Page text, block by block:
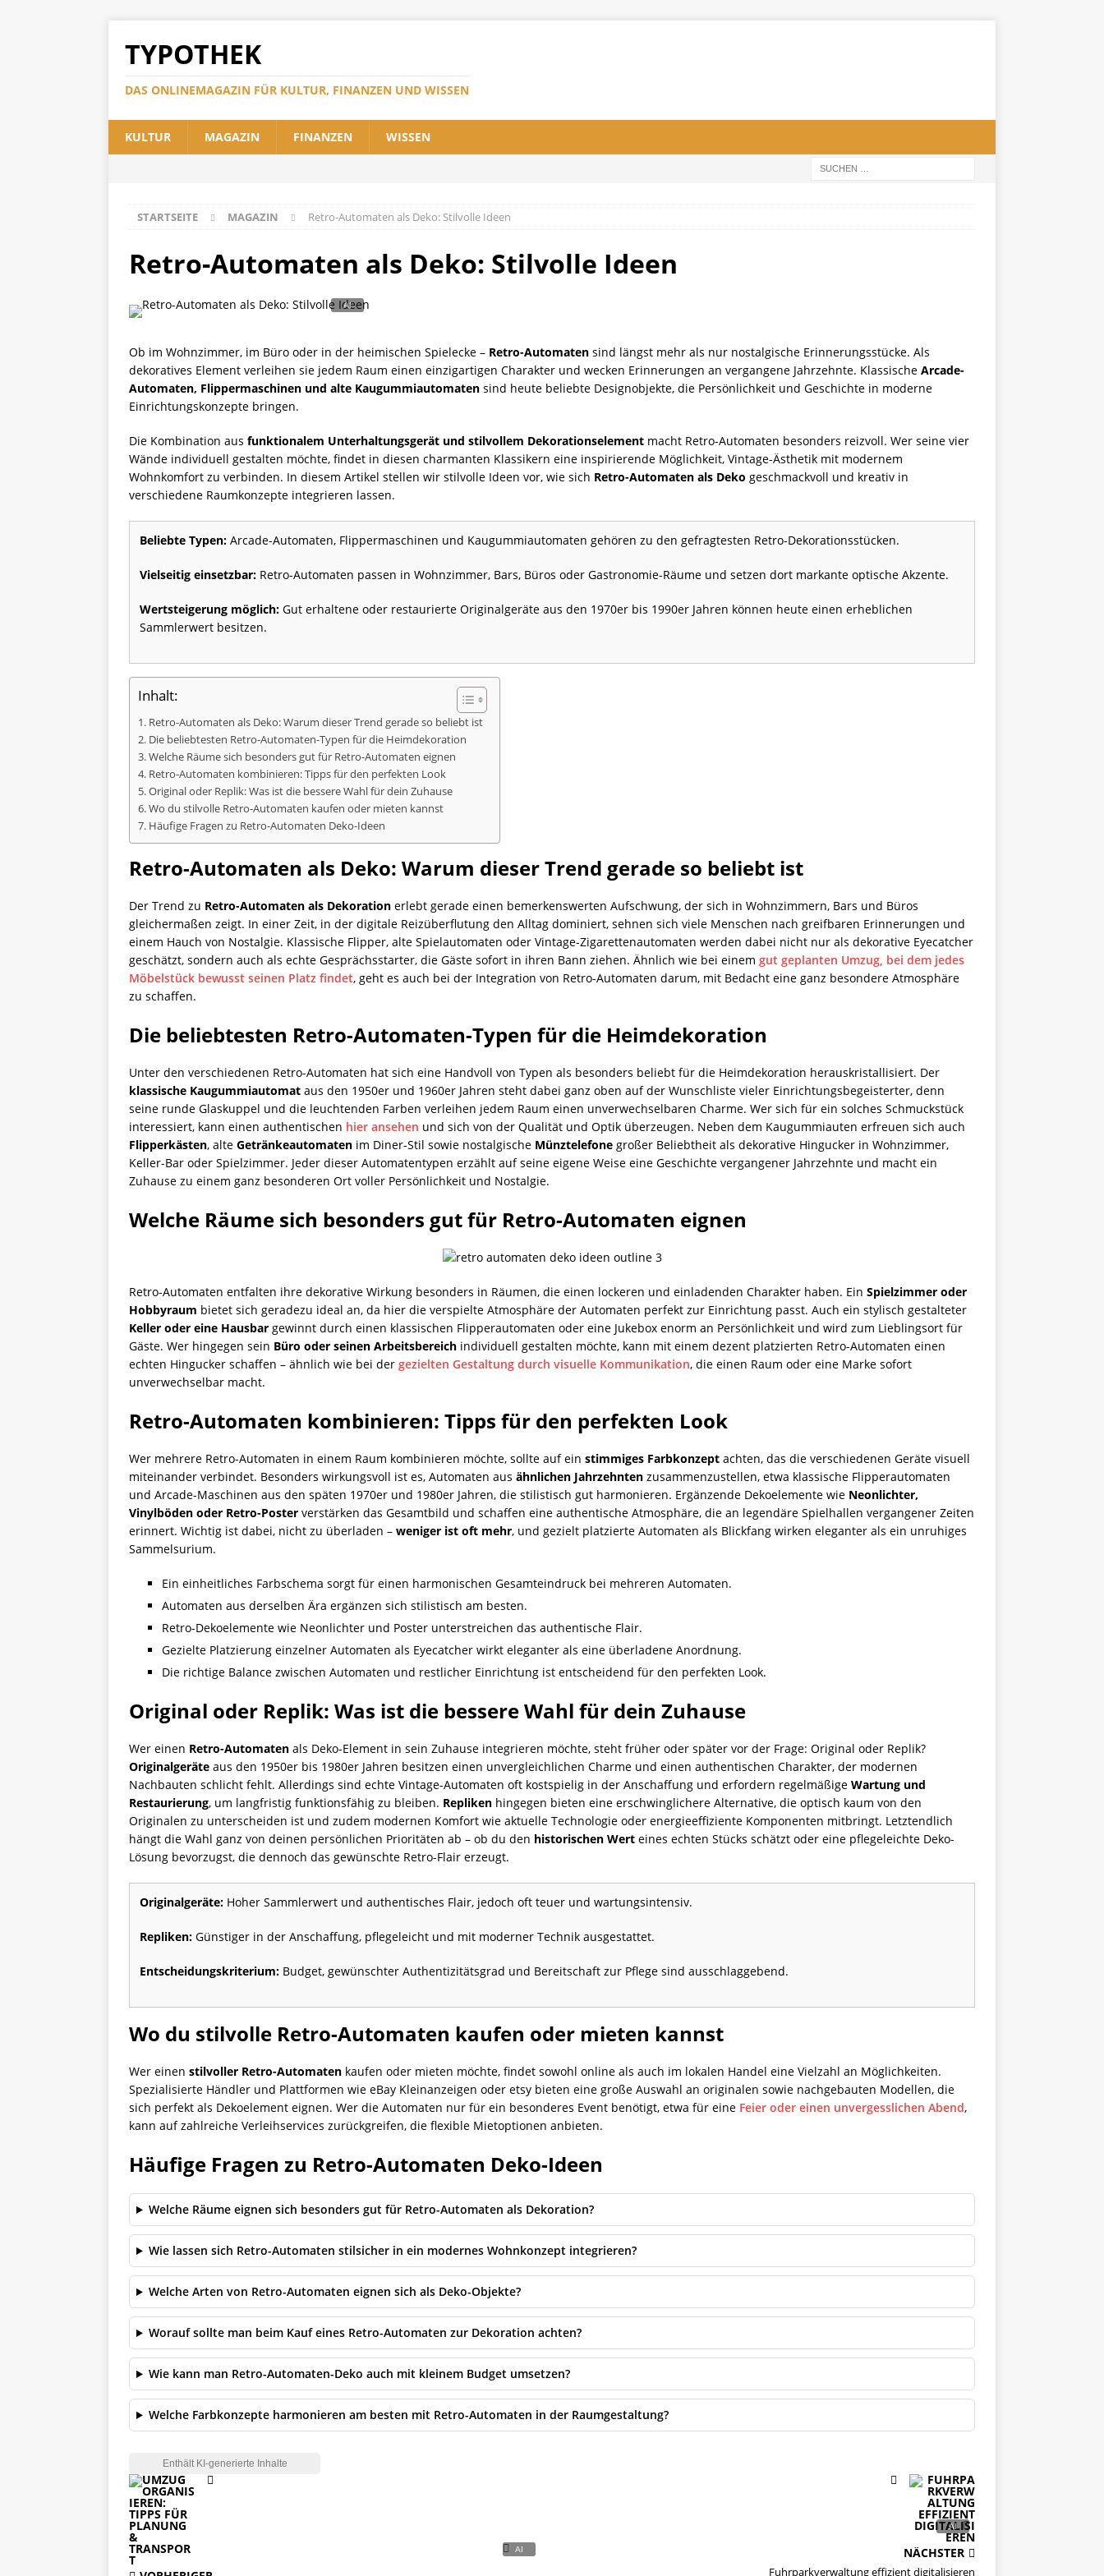
TYPOTHEK
DAS ONLINEMAGAZIN FÜR KULTUR, FINANZEN UND WISSEN
KULTUR MAGAZIN FINANZEN WISSEN
STARTSEITE MAGAZIN Retro-Automaten als Deko: Stilvolle Ideen
Retro-Automaten als Deko: Stilvolle Ideen
Ob im Wohnzimmer, im Büro oder in der heimischen Spielecke – Retro-Automaten sind längst mehr als nur nostalgische Erinnerungsstücke. Als
dekoratives Element verleihen sie jedem Raum einen einzigartigen Charakter und wecken Erinnerungen an vergangene Jahrzehnte. Klassische Arcade-
Automaten, Flippermaschinen und alte Kaugummiautomaten sind heute beliebte Designobjekte, die Persönlichkeit und Geschichte in moderne
Einrichtungskonzepte bringen.
Die Kombination aus funktionalem Unterhaltungsgerät und stilvollem Dekorationselement macht Retro-Automaten besonders reizvoll. Wer seine vier
Wände individuell gestalten möchte, findet in diesen charmanten Klassikern eine inspirierende Möglichkeit, Vintage-Ästhetik mit modernem
Wohnkomfort zu verbinden. In diesem Artikel stellen wir stilvolle Ideen vor, wie sich Retro-Automaten als Deko geschmackvoll und kreativ in
verschiedene Raumkonzepte integrieren lassen.
Beliebte Typen: Arcade-Automaten, Flippermaschinen und Kaugummiautomaten gehören zu den gefragtesten Retro-Dekorationsstücken.
Vielseitig einsetzbar: Retro-Automaten passen in Wohnzimmer, Bars, Büros oder Gastronomie-Räume und setzen dort markante optische Akzente.
Wertsteigerung möglich: Gut erhaltene oder restaurierte Originalgeräte aus den 1970er bis 1990er Jahren können heute einen erheblichen
Sammlerwert besitzen.
Inhalt:
Retro-Automaten als Deko: Warum dieser Trend gerade so beliebt ist
Die beliebtesten Retro-Automaten-Typen für die Heimdekoration
Welche Räume sich besonders gut für Retro-Automaten eignen
Retro-Automaten kombinieren: Tipps für den perfekten Look
Original oder Replik: Was ist die bessere Wahl für dein Zuhause
Wo du stilvolle Retro-Automaten kaufen oder mieten kannst
Häufige Fragen zu Retro-Automaten Deko-Ideen
Retro-Automaten als Deko: Warum dieser Trend gerade so beliebt ist
Der Trend zu Retro-Automaten als Dekoration erlebt gerade einen bemerkenswerten Aufschwung, der sich in Wohnzimmern, Bars und Büros
gleichermaßen zeigt. In einer Zeit, in der digitale Reizüberflutung den Alltag dominiert, sehnen sich viele Menschen nach greifbaren Erinnerungen und
einem Hauch von Nostalgie. Klassische Flipper, alte Spielautomaten oder Vintage-Zigarettenautomaten werden dabei nicht nur als dekorative Eyecatcher
geschätzt, sondern auch als echte Gesprächsstarter, die Gäste sofort in ihren Bann ziehen. Ähnlich wie bei einem gut geplanten Umzug, bei dem jedes
Möbelstück bewusst seinen Platz findet, geht es auch bei der Integration von Retro-Automaten darum, mit Bedacht eine ganz besondere Atmosphäre
zu schaffen.
Die beliebtesten Retro-Automaten-Typen für die Heimdekoration
Unter den verschiedenen Retro-Automaten hat sich eine Handvoll von Typen als besonders beliebt für die Heimdekoration herauskristallisiert. Der
klassische Kaugummiautomat aus den 1950er und 1960er Jahren steht dabei ganz oben auf der Wunschliste vieler Einrichtungsbegeisterter, denn
seine runde Glaskuppel und die leuchtenden Farben verleihen jedem Raum einen unverwechselbaren Charme. Wer sich für ein solches Schmuckstück
interessiert, kann einen authentischen hier ansehen und sich von der Qualität und Optik überzeugen. Neben dem Kaugummiauten erfreuen sich auch
Flipperkästen, alte Getränkeautomaten im Diner-Stil sowie nostalgische Münztelefone großer Beliebtheit als dekorative Hingucker in Wohnzimmer,
Keller-Bar oder Spielzimmer. Jeder dieser Automatentypen erzählt auf seine eigene Weise eine Geschichte vergangener Jahrzehnte und macht ein
Zuhause zu einem ganz besonderen Ort voller Persönlichkeit und Nostalgie.
Welche Räume sich besonders gut für Retro-Automaten eignen
Retro-Automaten entfalten ihre dekorative Wirkung besonders in Räumen, die einen lockeren und einladenden Charakter haben. Ein Spielzimmer oder
Hobbyraum bietet sich geradezu ideal an, da hier die verspielte Atmosphäre der Automaten perfekt zur Einrichtung passt. Auch ein stylisch gestalteter
Keller oder eine Hausbar gewinnt durch einen klassischen Flipperautomaten oder eine Jukebox enorm an Persönlichkeit und wird zum Lieblingsort für
Gäste. Wer hingegen sein Büro oder seinen Arbeitsbereich individuell gestalten möchte, kann mit einem dezent platzierten Retro-Automaten einen
echten Hingucker schaffen – ähnlich wie bei der gezielten Gestaltung durch visuelle Kommunikation, die einen Raum oder eine Marke sofort
unverwechselbar macht.
Retro-Automaten kombinieren: Tipps für den perfekten Look
Wer mehrere Retro-Automaten in einem Raum kombinieren möchte, sollte auf ein stimmiges Farbkonzept achten, das die verschiedenen Geräte visuell
miteinander verbindet. Besonders wirkungsvoll ist es, Automaten aus ähnlichen Jahrzehnten zusammenzustellen, etwa klassische Flipperautomaten
und Arcade-Maschinen aus den späten 1970er und 1980er Jahren, die stilistisch gut harmonieren. Ergänzende Dekoelemente wie Neonlichter,
Vinylböden oder Retro-Poster verstärken das Gesamtbild und schaffen eine authentische Atmosphäre, die an legendäre Spielhallen vergangener Zeiten
erinnert. Wichtig ist dabei, nicht zu überladen – weniger ist oft mehr, und gezielt platzierte Automaten als Blickfang wirken eleganter als ein unruhiges
Sammelsurium.
Ein einheitliches Farbschema sorgt für einen harmonischen Gesamteindruck bei mehreren Automaten.
Automaten aus derselben Ära ergänzen sich stilistisch am besten.
Retro-Dekoelemente wie Neonlichter und Poster unterstreichen das authentische Flair.
Gezielte Platzierung einzelner Automaten als Eyecatcher wirkt eleganter als eine überladene Anordnung.
Die richtige Balance zwischen Automaten und restlicher Einrichtung ist entscheidend für den perfekten Look.
Original oder Replik: Was ist die bessere Wahl für dein Zuhause
Wer einen Retro-Automaten als Deko-Element in sein Zuhause integrieren möchte, steht früher oder später vor der Frage: Original oder Replik?
Originalgeräte aus den 1950er bis 1980er Jahren besitzen einen unvergleichlichen Charme und einen authentischen Charakter, der modernen
Nachbauten schlicht fehlt. Allerdings sind echte Vintage-Automaten oft kostspielig in der Anschaffung und erfordern regelmäßige Wartung und
Restaurierung, um langfristig funktionsfähig zu bleiben. Repliken hingegen bieten eine erschwinglichere Alternative, die optisch kaum von den
Originalen zu unterscheiden ist und zudem modernen Komfort wie aktuelle Technologie oder energieeffiziente Komponenten mitbringt. Letztendlich
hängt die Wahl ganz von deinen persönlichen Prioritäten ab – ob du den historischen Wert eines echten Stücks schätzt oder eine pflegeleichte Deko-
Lösung bevorzugst, die dennoch das gewünschte Retro-Flair erzeugt.
Originalgeräte: Hoher Sammlerwert und authentisches Flair, jedoch oft teuer und wartungsintensiv.
Repliken: Günstiger in der Anschaffung, pflegeleicht und mit moderner Technik ausgestattet.
Entscheidungskriterium: Budget, gewünschter Authentizitätsgrad und Bereitschaft zur Pflege sind ausschlaggebend.
Wo du stilvolle Retro-Automaten kaufen oder mieten kannst
Wer einen stilvoller Retro-Automaten kaufen oder mieten möchte, findet sowohl online als auch im lokalen Handel eine Vielzahl an Möglichkeiten.
Spezialisierte Händler und Plattformen wie eBay Kleinanzeigen oder etsy bieten eine große Auswahl an originalen sowie nachgebauten Modellen, die
sich perfekt als Dekoelement eignen. Wer die Automaten nur für ein besonderes Event benötigt, etwa für eine Feier oder einen unvergesslichen Abend,
kann auf zahlreiche Verleihservices zurückgreifen, die flexible Mietoptionen anbieten.
Häufige Fragen zu Retro-Automaten Deko-Ideen
Welche Räume eignen sich besonders gut für Retro-Automaten als Dekoration?
Wie lassen sich Retro-Automaten stilsicher in ein modernes Wohnkonzept integrieren?
Welche Arten von Retro-Automaten eignen sich als Deko-Objekte?
Worauf sollte man beim Kauf eines Retro-Automaten zur Dekoration achten?
Wie kann man Retro-Automaten-Deko auch mit kleinem Budget umsetzen?
Welche Farbkonzepte harmonieren am besten mit Retro-Automaten in der Raumgestaltung?
NÄCHSTER
Fuhrparkverwaltung effizient digitalisieren